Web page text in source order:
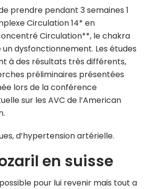
prendre pendant 3 semaines 1
Circulation 14* en
Circulation**, le chakra
dysfonctionnement. Les études
à des résultats très différents,
préliminaires présentées
lors de la conférence
sur les AVC de l’American
d’hypertension artérielle.
en suisse
pour lui revenir mais tout a